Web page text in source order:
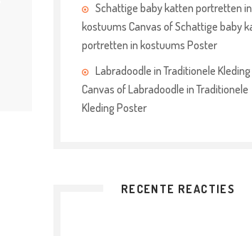
Schattige baby katten portretten in
kostuums Canvas of Schattige baby
portretten in kostuums Poster
Labradoodle in Traditionele Kleding
Canvas of Labradoodle in Traditionele
Kleding Poster
RECENTE REACTIES